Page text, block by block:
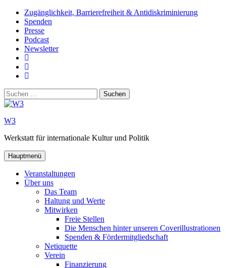
Zum
Inhalt
springen
Zugänglichkeit, Barrierefreiheit & Antidiskriminierung
Spenden
Presse
Podcast
Newsletter
Suchen
nach:
W3
Werkstatt für internationale Kultur und Politik
Hauptmenü
Veranstaltungen
Über uns
Das Team
Haltung und Werte
Mitwirken
Freie Stellen
Die Menschen hinter unseren Coverillustrationen
Spenden & Fördermitgliedschaft
Netiquette
Verein
Finanzierung